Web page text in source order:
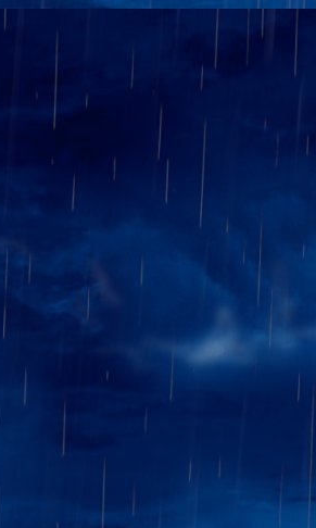
forum du 666 :
Suis-je maudit ? Je
depuis que je joue pour le
positionnel, puis, bardaf
Scénario qui ne s'est que
Heureusement Eric,
peu à peu son avantage et
Quasi simultanément, notre
dans une position peu claire.